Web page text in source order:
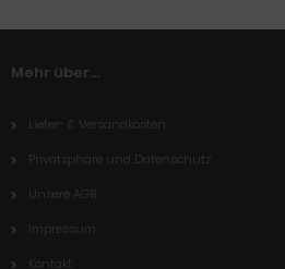
Mehr über...
Liefer- & Versandkosten
Privatsphäre und Datenschutz
Unsere AGB
Impressum
Kontakt